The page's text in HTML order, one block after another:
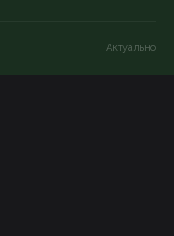
Актуально